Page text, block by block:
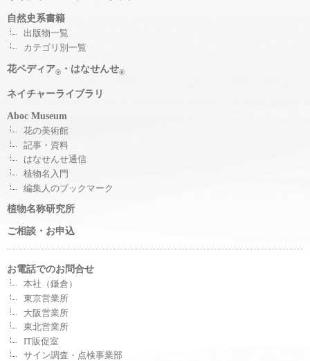
自然史系書籍
出版物一覧
カテゴリ別一覧
花ペディア® ・はなせんせ®
ネイチャーライブラリ
Aboc Museum
花の美術館
記事・資料
はなせんせ通信
植物名入門
編集人のブックマーク
植物名称研究所
ご相談・お申込
お電話でのお問合せ
本社（鎌倉）
東京営業所
大阪営業所
東北営業所
IT販促室
サイン調査・点検事業部